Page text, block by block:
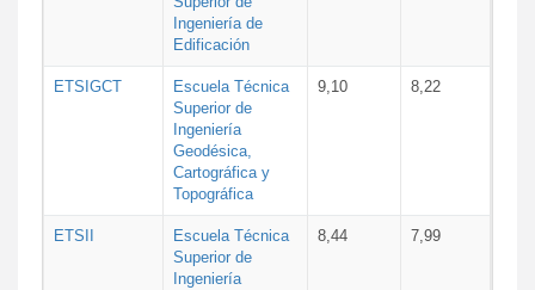
Ingeniería de
Edificación
ETSIGCT
Escuela Técnica
Superior de
Ingeniería
Geodésica,
Cartográfica y
Topográfica
9,10 8,22
ETSII
Escuela Técnica
Superior de
Ingeniería
8,44 7,99